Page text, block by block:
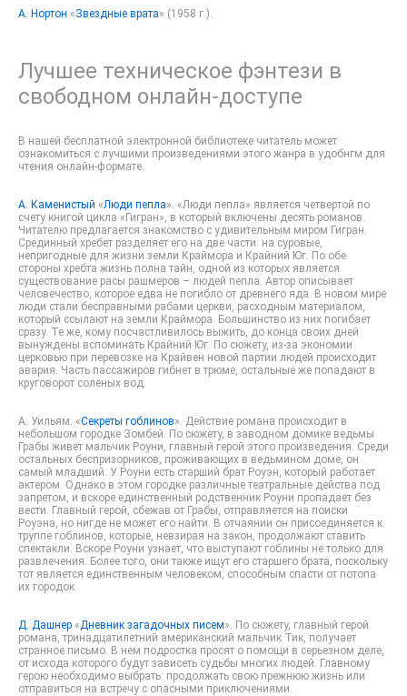
А. Нортон «Звездные врата» (1958 г.).
Лучшее техническое фэнтези в
свободном онлайн-доступе
В нашей бесплатной электронной библиотеке читатель может
ознакомиться с лучшими произведениями этого жанра в удобнгм для
чтения онлайн-формате.
А. Каменистый «Люди пепла». «Люди пепла» является четвертой по
счету книгой цикла «Гигран», в который включены десять романов.
Читателю предлагается знакомство с удивительным миром Гигран.
Срединный хребет разделяет его на две части: на суровые,
непригодные для жизни земли Краймора и Крайний Юг. По обе
стороны хребта жизнь полна тайн, одной из которых является
существование расы рашмеров – людей пепла. Автор описывает
человечество, которое едва не погибло от древнего яда. В новом мире
люди стали бесправными рабами церкви, расходным материалом,
который ссылают на земли Краймора. Большинство из них погибает
сразу. Те же, кому посчастливилось выжить, до конца своих дней
вынуждены вспоминать Крайний Юг. По сюжету, из-за экономии
церковью при перевозке на Крайвен новой партии людей происходит
авария. Часть пассажиров гибнет в трюме, остальные же попадают в
круговорот соленых вод.
А. Уильям. «Секреты гоблинов». Действие романа происходит в
небольшом городке Зомбей. По сюжету, в заводном домике ведьмы
Грабы живет мальчик Роуни, главный герой этого произведения. Среди
остальных беспризорников, проживающих в ведьмином доме, он
самый младший. У Роуни есть старший брат Роуэн, который работает
актером. Однако в этом городке различные театральные действа под
запретом, и вскоре единственный родственник Роуни пропадает без
вести. Главный герой, сбежав от Грабы, отправляется на поиски
Роуэна, но нигде не может его найти. В отчаянии он присоединяется к
труппе гоблинов, которые, невзирая на закон, продолжают ставить
спектакли. Вскоре Роуни узнает, что выступают гоблины не только для
развлечения. Более того, они также ищут его старшего брата, поскольку
тот является единственным человеком, способным спасти от потопа
их городок.
Д. Дашнер «Дневник загадочных писем». По сюжету, главный герой
романа, тринадцатилетний американский мальчик Тик, получает
странное письмо. В нем подростка просят о помощи в серьезном деле,
от исхода которого будут зависеть судьбы многих людей. Главному
герою необходимо выбрать: продолжать свою прежнюю жизнь или
отправиться на встречу с опасными приключениями.